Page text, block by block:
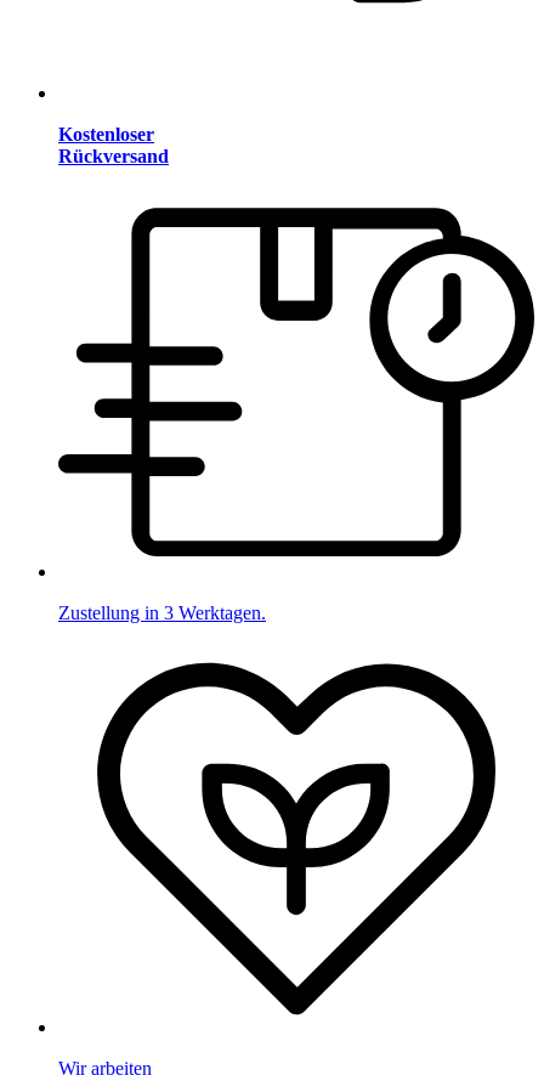
Kostenloser
Rückversand
Zustellung in 3 Werktagen.
Wir arbeiten